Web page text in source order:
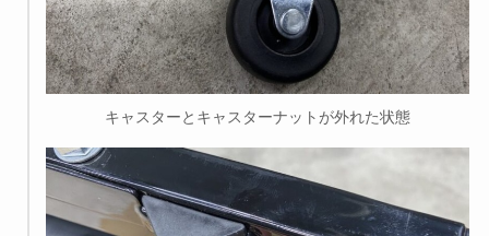
キャスターとキャスターナットが外れた状態